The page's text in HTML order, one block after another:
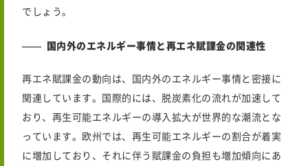
でしょう。
国内外のエネルギー事情と再エネ賦課金の関連性
再エネ賦課金の動向は、国内外のエネルギー事情と密接に
関連しています。国際的には、脱炭素化の流れが加速して
おり、再生可能エネルギーの導入拡大が世界的な潮流とな
っています。欧州では、再生可能エネルギーの割合が着実
に増加しており、それに伴う賦課金の負担も増加傾向にあ